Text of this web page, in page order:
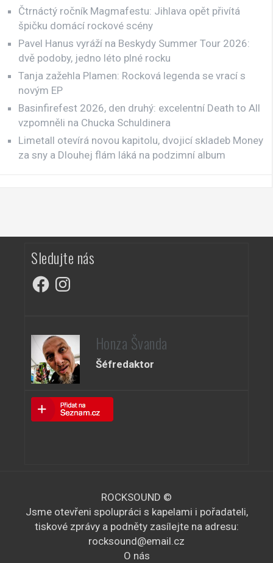
Čtrnáctý ročník Magmafestu: Jihlava opět přivítá
špičku domácí rockové scény
Pavel Hanus vyráží na Beskydy Summer Tour 2026:
dvě podoby, jedno léto plné rocku
Tanja zažehla Plamen: Rocková legenda se vrací s
novým EP
Basinfirefest 2026, den druhý: excelentní Death to All
vzpomněli na Chucka Schuldinera
Limetall otevírá novou kapitolu, dvojicí skladeb Money
za sny a Dlouhej flám láká na podzimní album
Sledujte nás
FacebookInstagram
Honza Švanda
Šéfredaktor
ROCKSOUND ©
Jsme otevřeni spolupráci s kapelami i pořadateli,
tiskové zprávy a podněty zasílejte na adresu:
rocksound@email.cz
O nás